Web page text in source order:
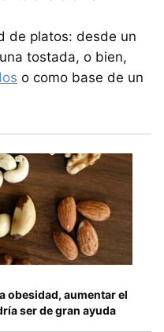
de platos: desde un
tostada, o bien,
o como base de un
obesidad, aumentar el
ser de gran ayuda